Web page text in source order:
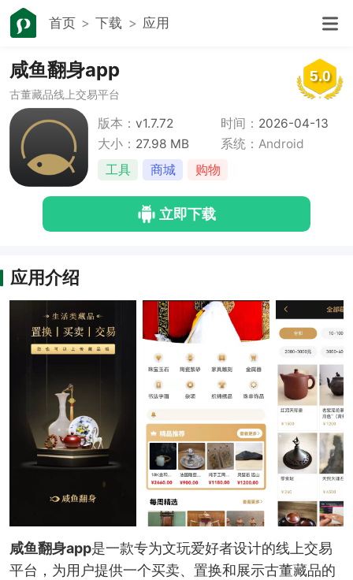
首页 下载 应用
5.0
咸鱼翻身app
古董藏品线上交易平台
版本：v1.7.72 时间： 2026-04-13
大小： 27.98 MB
系统：Android
工具
商城 购物
立即下载
应用介绍
咸鱼翻身app是一款专为文玩爱好者设计的线上交易
平台，为用户提供一个买卖、置换和展示古董藏品的